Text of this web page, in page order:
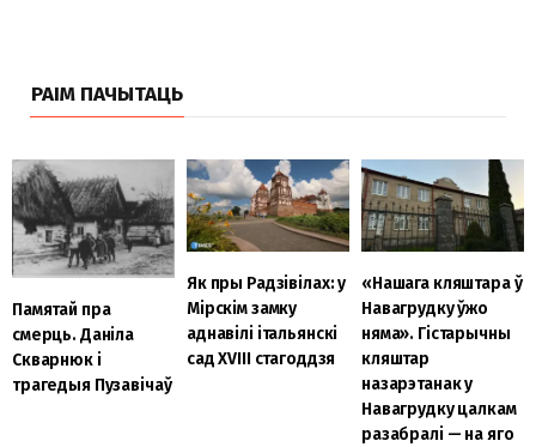
РАІМ ПАЧЫТАЦЬ
Памятай пра
смерць. Даніла
Скварнюк і
трагедыя Пузавічаў
Як пры Радзівілах: у
Мірскім замку
аднавілі італьянскі
сад XVIII стагоддзя
«Нашага кляштара ў
Навагрудку ўжо
няма». Гістарычны
кляштар
назарэтанак у
Навагрудку цалкам
разабралі — на яго